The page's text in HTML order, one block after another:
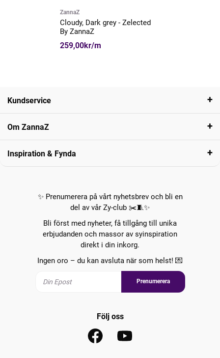
ZannaZ
Cloudy, Dark grey - Zelected
By ZannaZ
259,00kr/m
Kundservice
Om ZannaZ
Inspiration & Fynda
✨ Prenumerera på vårt nyhetsbrev och bli en
del av vår Zy-club ✂️🧵✨
Bli först med nyheter, få tillgång till unika
erbjudanden och massor av syinspiration
direkt i din inkorg.
Ingen oro – du kan avsluta när som helst! 💌
Prenumerera
Följ oss